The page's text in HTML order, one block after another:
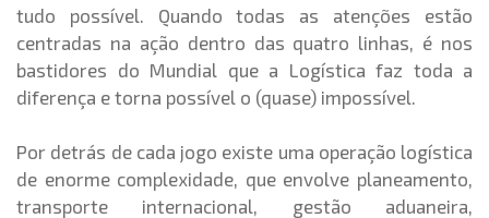
tudo possível. Quando todas as atenções estão
centradas na ação dentro das quatro linhas, é nos
bastidores do Mundial que a Logística faz toda a
diferença e torna possível o (quase) impossível.
Por detrás de cada jogo existe uma operação logística
de enorme complexidade, que envolve planeamento,
transporte internacional, gestão aduaneira,